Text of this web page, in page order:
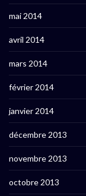
mai 2014
avril 2014
mars 2014
février 2014
janvier 2014
décembre 2013
novembre 2013
octobre 2013